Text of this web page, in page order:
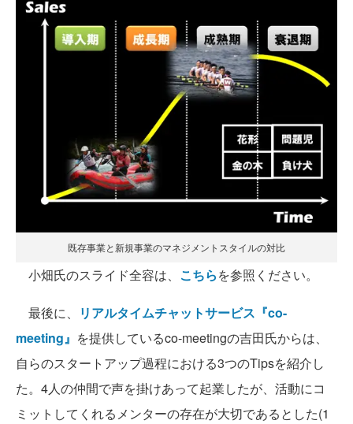
既存事業と新規事業のマネジメントスタイルの対比
小畑氏のスライド全容は、 こちらを参照ください。
最後に、
リアルタイムチャットサービス『co-
meeting』 を提供しているco-meetingの吉田氏からは、
自らのスタートアップ過程における3つのTipsを紹介し
た。4人の仲間で声を掛けあって起業したが、活動にコ
ミットしてくれるメンターの存在が大切であるとした(1